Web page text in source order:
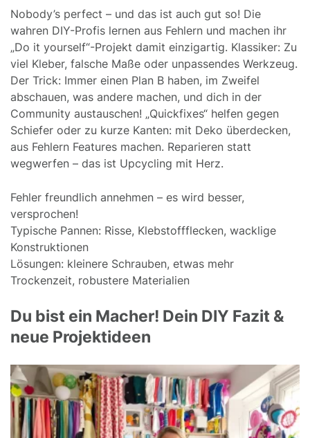
Nobody’s perfect – und das ist auch gut so! Die
wahren DIY-Profis lernen aus Fehlern und machen ihr
„Do it yourself“-Projekt damit einzigartig. Klassiker: Zu
viel Kleber, falsche Maße oder unpassendes Werkzeug.
Der Trick: Immer einen Plan B haben, im Zweifel
abschauen, was andere machen, und dich in der
Community austauschen! „Quickfixes“ helfen gegen
Schiefer oder zu kurze Kanten: mit Deko überdecken,
aus Fehlern Features machen. Reparieren statt
wegwerfen – das ist Upcycling mit Herz.
Fehler freundlich annehmen – es wird besser,
versprochen!
Typische Pannen: Risse, Klebstoffflecken, wacklige
Konstruktionen
Lösungen: kleinere Schrauben, etwas mehr
Trockenzeit, robustere Materialien
Du bist ein Macher! Dein DIY Fazit &
neue Projektideen